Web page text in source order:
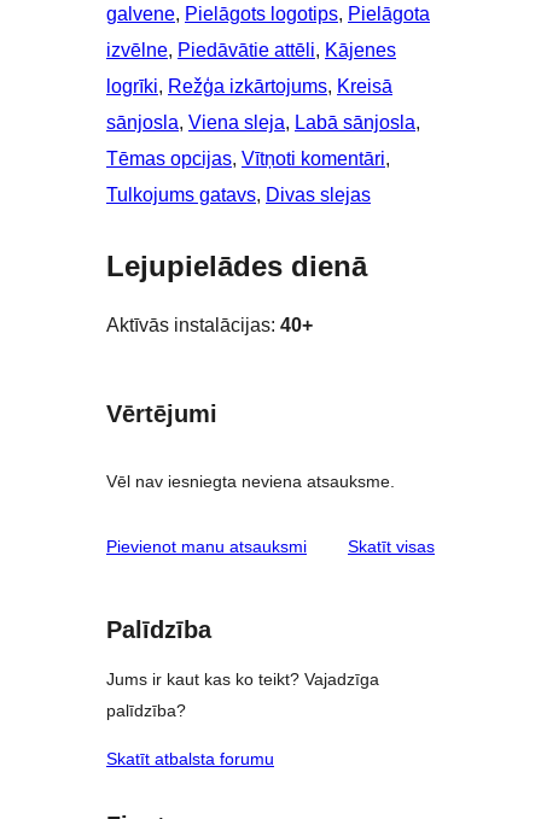
galvene, Pielāgots logotips, Pielāgota
izvēlne, Piedāvātie attēli, Kājenes
logrīki, Režģa izkārtojums, Kreisā
sānjosla, Viena sleja, Labā sānjosla
Tēmas opcijas, Vītņoti komentāri
Tulkojums gatavs, Divas slejas
Lejupielādes dienā
Aktīvās instalācijas: 40+
Vērtējumi
Vēl nav iesniegta neviena atsauksme.
Pievienot manu atsauksmi Skatīt visasatsauksmes
Palīdzība
Jums ir kaut kas ko teikt? Vajadzīga
palīdzība?
Skatīt atbalsta forumu